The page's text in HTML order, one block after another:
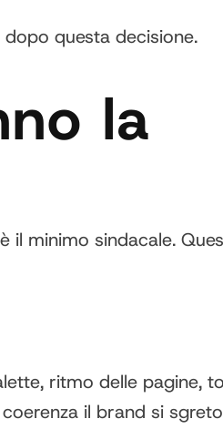
questa decisione.
la
il minimo sindacale.
ritmo delle pagine,
il brand si